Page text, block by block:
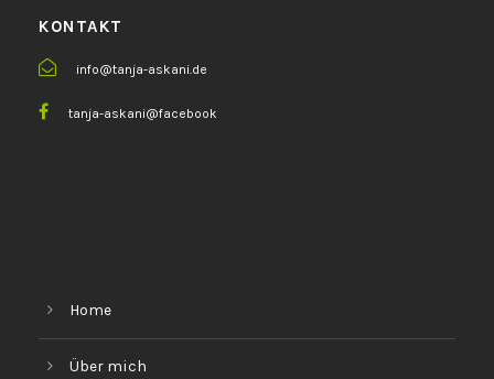
KONTAKT
info@tanja-askani.de
tanja-askani@facebook
Home
Über mich